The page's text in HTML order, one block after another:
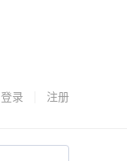
登录 注册